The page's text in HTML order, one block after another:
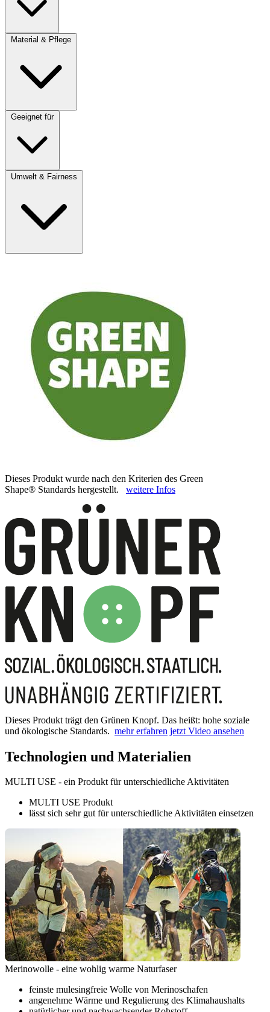
Material & Pflege
Geeignet für
Umwelt & Fairness
Dieses Produkt wurde nach den Kriterien des Green
Shape® Standards hergestellt. weitere Infos
Dieses Produkt trägt den Grünen Knopf. Das heißt: hohe soziale
und ökologische Standards. mehr erfahren jetzt Video ansehen
Technologien und Materialien
MULTI USE - ein Produkt für unterschiedliche Aktivitäten
MULTI USE Produkt
lässt sich sehr gut für unterschiedliche Aktivitäten einsetzen
Merinowolle - eine wohlig warme Naturfaser
feinste mulesingfreie Wolle von Merinoschafen
angenehme Wärme und Regulierung des Klimahaushalts